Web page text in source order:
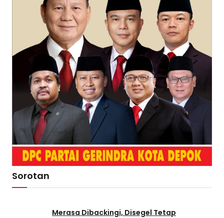
Sorotan
Merasa Dibackingi, Disegel Tetap